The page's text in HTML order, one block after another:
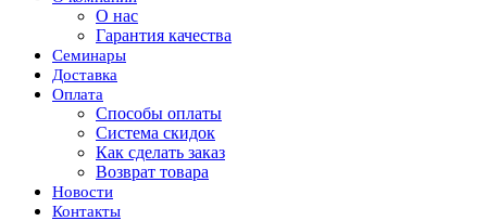
О нас
Гарантия качества
Семинары
Доставка
Оплата
Способы оплаты
Система скидок
Как сделать заказ
Возврат товара
Новости
Контакты